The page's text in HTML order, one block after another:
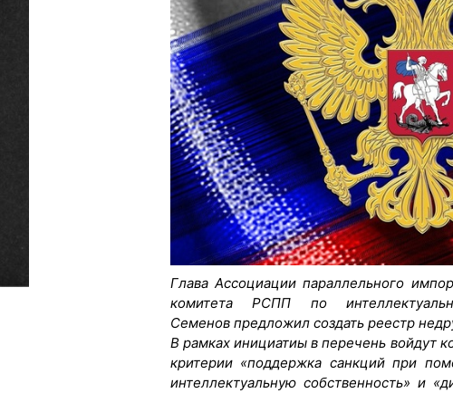
Глава Ассоциации параллельного
комитета РСПП по
Семенов предложил создать реестр
В рамках инициатиы в перечень войдут
критерии «поддержка санкций при
интеллектуальную собственность» и